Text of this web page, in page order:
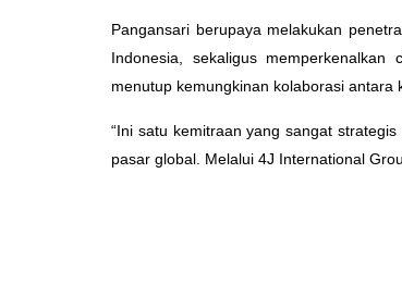
Pangansari berupaya melakukan
Indonesia, sekaligus
menutup kemungkinan kolaborasi antara
“Ini satu kemitraan yang sangat
pasar global. Melalui 4J International